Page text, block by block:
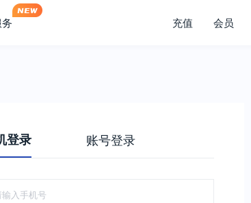
充值 会员
登录 账号登录